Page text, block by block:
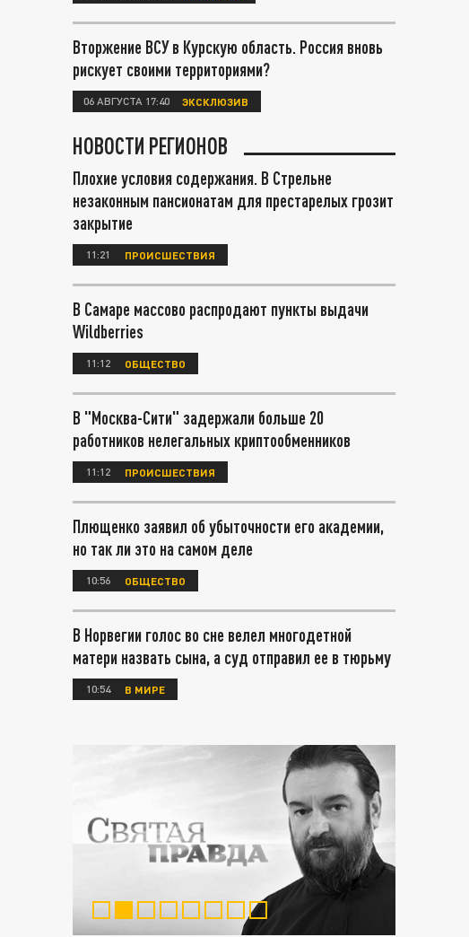
Вторжение ВСУ в Курскую область. Россия вновь
рискует своими территориями?
06 АВГУСТА 17:40 ЭКСКЛЮЗИВ
НОВОСТИ РЕГИОНОВ
Плохие условия содержания. В Стрельне
незаконным пансионатам для престарелых грозит
закрытие
11:21 ПРОИСШЕСТВИЯ
В Самаре массово распродают пункты выдачи
Wildberries
11:12 ОБЩЕСТВО
В "Москва-Сити" задержали больше 20
работников нелегальных криптообменников
11:12 ПРОИСШЕСТВИЯ
Плющенко заявил об убыточности его академии,
но так ли это на самом деле
10:56 ОБЩЕСТВО
В Норвегии голос во сне велел многодетной
матери назвать сына, а суд отправил ее в тюрьму
10:54 В МИРЕ